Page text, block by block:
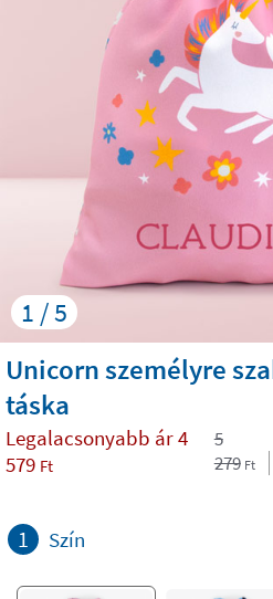
1 / 5
Unicorn személyre
táska
Legalacsonyabb ár4
579 Ft
5
279 Ft
1 Szín